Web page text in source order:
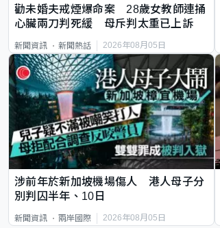
勸未婚夫戒煙爆命案 28歲女教師連捅
心臟兩刀判死緩 母斥判太重已上訴
新聞資訊 新聞熱話 2026年08月05日
涉前年於新加坡機場傷人 港人母子分
別判囚半年、10日
新聞資訊 兩岸國際 2026年08月05日